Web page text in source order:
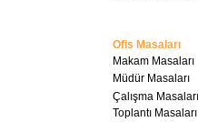
Ofis Masaları
Makam Masaları
Müdür Masaları
Çalışma Masaları
Toplantı Masaları